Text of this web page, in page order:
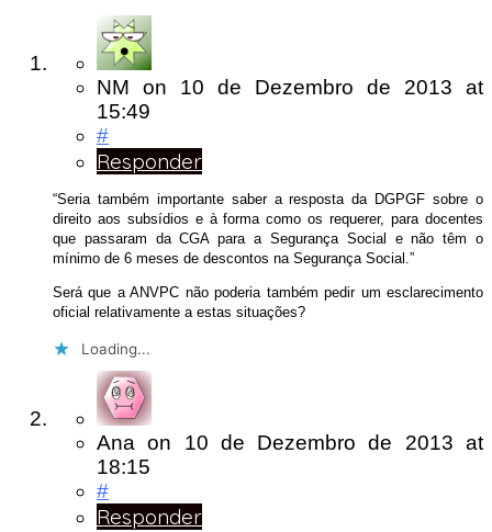
NM on 10 de Dezembro de 2013 at
15:49
#
Responder
“Seria também importante saber a resposta da DGPGF sobre o
direito aos subsídios e à forma como os requerer, para docentes
que passaram da CGA para a Segurança Social e não têm o
mínimo de 6 meses de descontos na Segurança Social.”
Será que a ANVPC não poderia também pedir um esclarecimento
oficial relativamente a estas situações?
Loading...
Ana on 10 de Dezembro de 2013at
18:15
#
Responder